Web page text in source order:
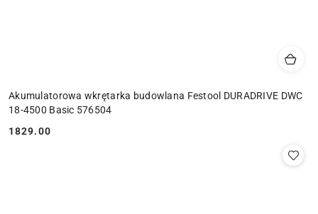
Akumulatorowa wkrętarka budowlana Festool DURADRIVE DWC
18-4500 Basic 576504
Cena:
1829.00